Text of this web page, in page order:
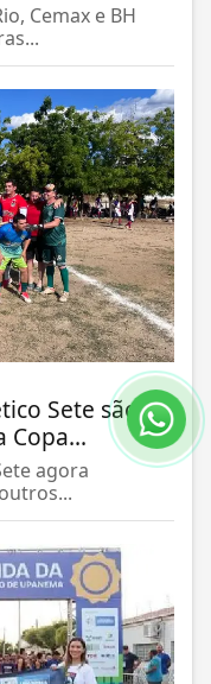
Cemax e BH
Sete são os
Copa...
agora